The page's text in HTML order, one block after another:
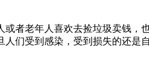
者老年人喜欢去捡垃圾卖钱
们受到感染，受到损失的还是自